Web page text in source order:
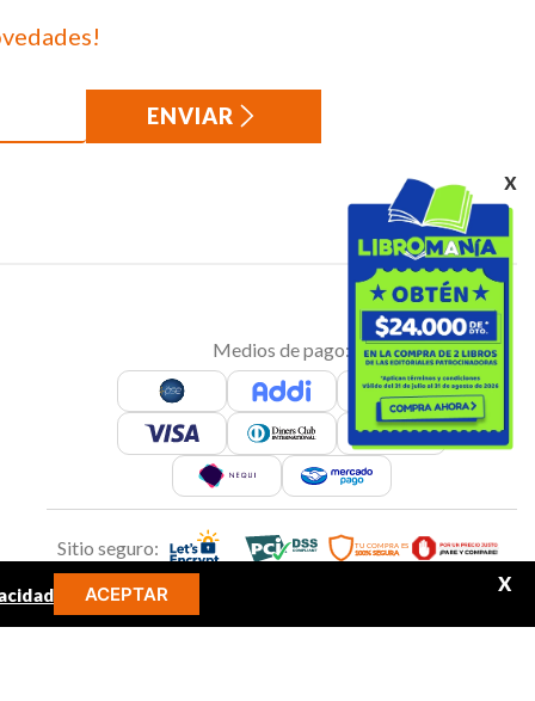
x
ACEPTAR X
ENVIAR
Medios de pago:
Sitio seguro: